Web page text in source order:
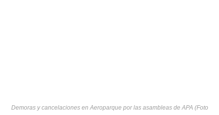
Demoras y cancelaciones en Aeroparque por las asambleas de APA (Foto